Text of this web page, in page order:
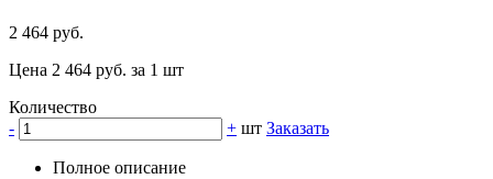
2 464 руб.
Цена 2 464 руб. за 1 шт
Количество
-
+ шт Заказать
Полное описание